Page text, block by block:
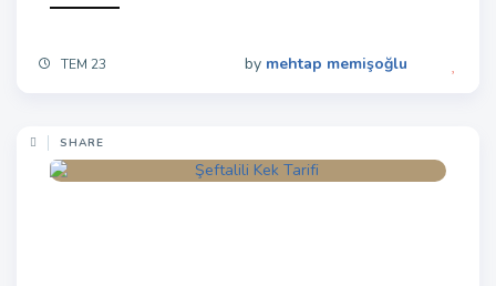
TEM 23 by mehtap memişoğlu
SHARE